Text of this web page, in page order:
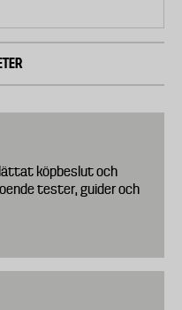
köpbeslut och
tester, guider och